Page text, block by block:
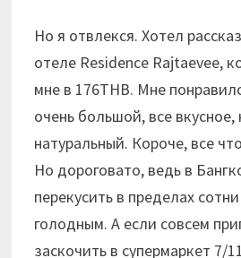
Но я отвлекся. Хотел
отеле Residence Rajtaevee,
мне в 176THB. Мне
очень большой, все вкусное,
натуральный. Короче, все
Но дороговато, ведь в
перекусить в пределах
голодным. А если совсем
заскочить в супермаркет 7/